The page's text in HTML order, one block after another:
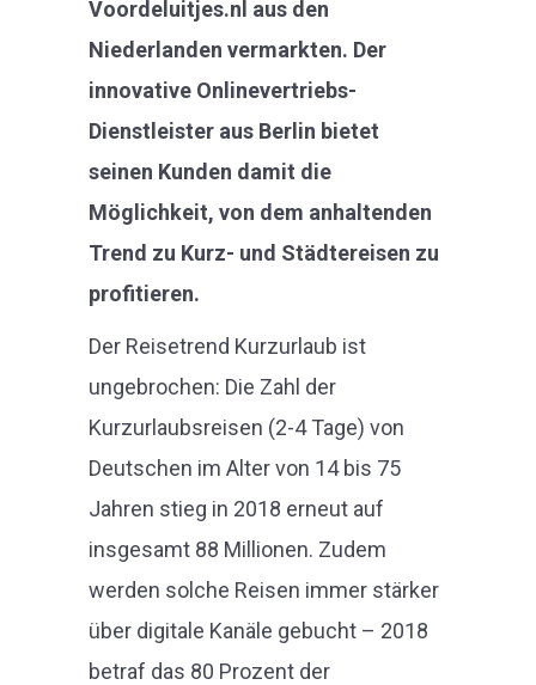
Voordeluitjes.nl aus den
Niederlanden vermarkten. Der
innovative Onlinevertriebs-
Dienstleister aus Berlin bietet
seinen Kunden damit die
Möglichkeit, von dem anhaltenden
Trend zu Kurz- und Städtereisen zu
profitieren.
Der Reisetrend Kurzurlaub ist
ungebrochen: Die Zahl der
Kurzurlaubsreisen (2-4 Tage) von
Deutschen im Alter von 14 bis 75
Jahren stieg in 2018 erneut auf
insgesamt 88 Millionen. Zudem
werden solche Reisen immer stärker
über digitale Kanäle gebucht – 2018
betraf das 80 Prozent der